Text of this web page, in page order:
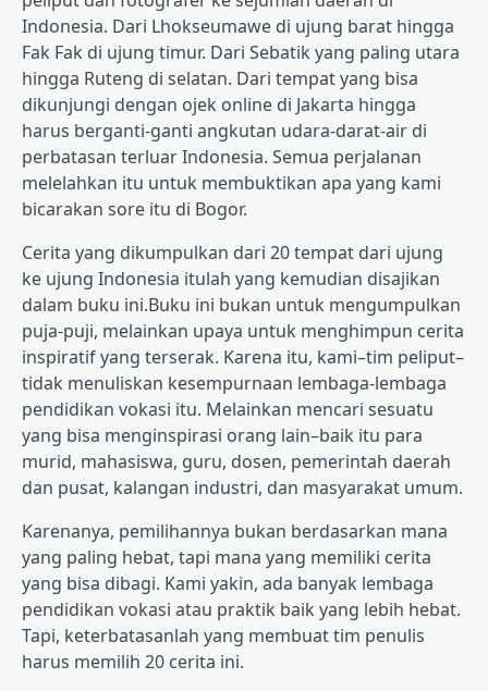
Indonesia. Dari Lhokseumawe di ujung barat hingga
Fak Fak di ujung timur. Dari Sebatik yang paling utara
hingga Ruteng di selatan. Dari tempat yang bisa
dikunjungi dengan ojek online di Jakarta hingga
harus berganti-ganti angkutan udara-darat-air di
perbatasan terluar Indonesia. Semua perjalanan
melelahkan itu untuk membuktikan apa yang kami
bicarakan sore itu di Bogor.
Cerita yang dikumpulkan dari 20 tempat dari ujung
ke ujung Indonesia itulah yang kemudian disajikan
dalam buku ini.Buku ini bukan untuk mengumpulkan
puja-puji, melainkan upaya untuk menghimpun cerita
inspiratif yang terserak. Karena itu, kami–tim peliput–
tidak menuliskan kesempurnaan lembaga-lembaga
pendidikan vokasi itu. Melainkan mencari sesuatu
yang bisa menginspirasi orang lain–baik itu para
murid, mahasiswa, guru, dosen, pemerintah daerah
dan pusat, kalangan industri, dan masyarakat umum.
Karenanya, pemilihannya bukan berdasarkan mana
yang paling hebat, tapi mana yang memiliki cerita
yang bisa dibagi. Kami yakin, ada banyak lembaga
pendidikan vokasi atau praktik baik yang lebih hebat.
Tapi, keterbatasanlah yang membuat tim penulis
harus memilih 20 cerita ini.